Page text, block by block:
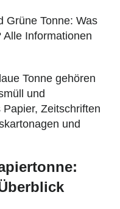
Grüne Tonne: Was
Informationen